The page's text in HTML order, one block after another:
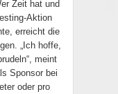
Zeit hat und
Aktion
erreicht die
„Ich hoffe,
meint
Sponsor bei
oder pro